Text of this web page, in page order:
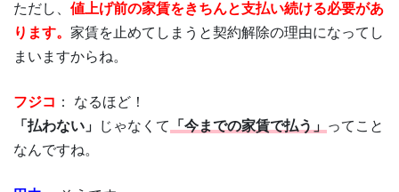
ただし、 値上げ前の家賃をきちんと支払い続ける必要があ
ります。 家賃を止めてしまうと契約解除の理由になってし
まいますからね。
フジコ ： なるほど！
「払わない」
じゃなくて 「今までの家賃で払う」 ってこと
なんですね。